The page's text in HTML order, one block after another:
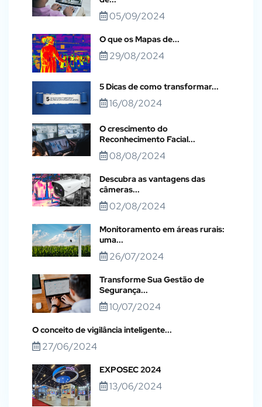
05/09/2024
O que os Mapas de...
29/08/2024
5 Dicas de como transformar...
16/08/2024
O crescimento do
Reconhecimento Facial...
08/08/2024
Descubra as vantagens das
câmeras...
02/08/2024
Monitoramento em áreas rurais:
uma...
26/07/2024
Transforme Sua Gestão de
Segurança...
10/07/2024
O conceito de vigilância inteligente...
27/06/2024
EXPOSEC 2024
13/06/2024